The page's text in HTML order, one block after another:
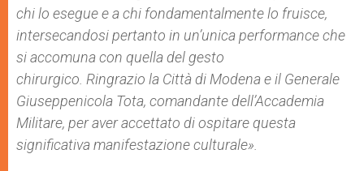
chi lo esegue e a chi fondamentalmente lo fruisce,
intersecandosi pertanto in un’unica performance che
si accomuna con quella del gesto
chirurgico. Ringrazio la Città di Modena e il Generale
Giuseppenicola Tota, comandante dell’Accademia
Militare, per aver accettato di ospitare questa
significativa manifestazione culturale».